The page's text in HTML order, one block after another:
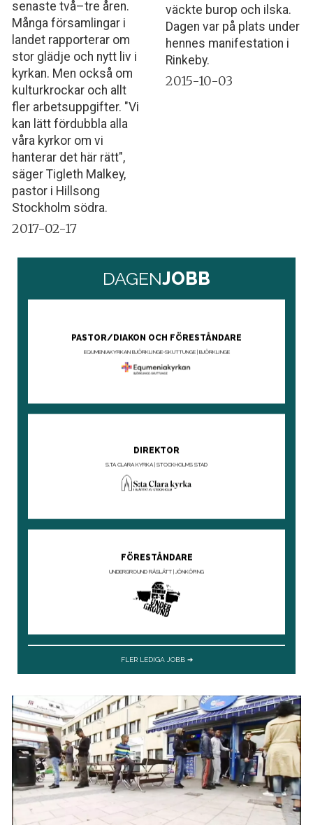
senaste två–tre åren.
Många församlingar i
landet rapporterar om
stor glädje och nytt liv i
kyrkan. Men också om
kulturkrockar och allt
fler arbetsuppgifter. "Vi
kan lätt fördubbla alla
våra kyrkor om vi
hanterar det här rätt",
säger Tigleth Malkey,
pastor i Hillsong
Stockholm södra.
2017-02-17
väckte burop och ilska.
Dagen var på plats under
hennes manifestation i
Rinkeby.
2015-10-03